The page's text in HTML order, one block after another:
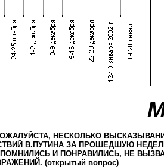
НЕСКОЛЬКО
В.ПУТИНА ЗА ПРОШЕДШУЮ
И ПОНРАВИЛИСЬ, НЕ
(открытый вопрос)